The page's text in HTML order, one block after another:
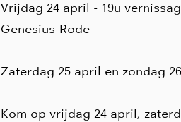
Vrijdag 24 april - 19u
Genesius-Rode
Zaterdag 25 april en zondag
Kom op vrijdag 24 april,